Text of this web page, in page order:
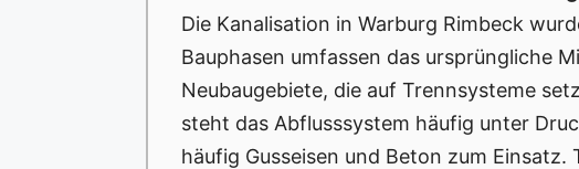
Die Kanalisation in Warburg Rimbeck
Bauphasen umfassen das ursprüngliche
Neubaugebiete, die auf Trennsysteme
steht das Abflusssystem häufig unter
häufig Gusseisen und Beton zum